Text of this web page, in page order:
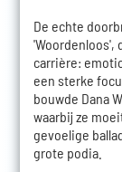
De echte
'Woordenloos',
carrière:
een sterke
bouwde Dana
waarbij ze
gevoelige
grote podia.